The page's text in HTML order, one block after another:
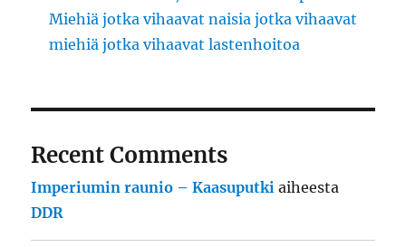
Miehiä jotka vihaavat naisia jotka vihaavat
miehiä jotka vihaavat lastenhoitoa
Recent Comments
Imperiumin raunio – Kaasuputki aiheesta
DDR